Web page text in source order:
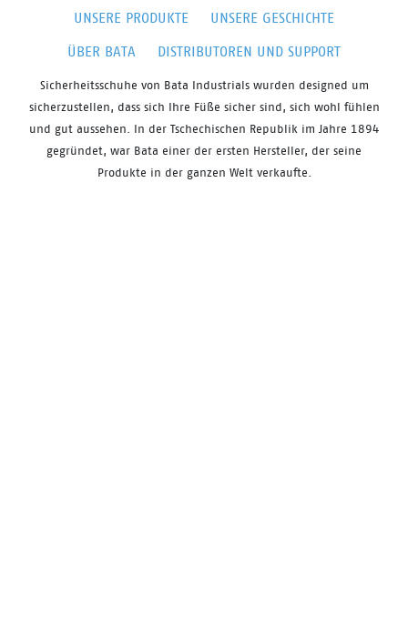
UNSERE PRODUKTE
UNSERE GESCHICHTE
ÜBER BATA
DISTRIBUTOREN UND SUPPORT
Sicherheitsschuhe von Bata Industrialswurden designed um
sicherzustellen, dass sich Ihre Füße sicher sind, sich wohl fühlen
und gut aussehen. In der Tschechischen Republik im Jahre 1894
gegründet, war Bata einer der ersten Hersteller, der seine
Produkte in der ganzen Welt verkaufte.